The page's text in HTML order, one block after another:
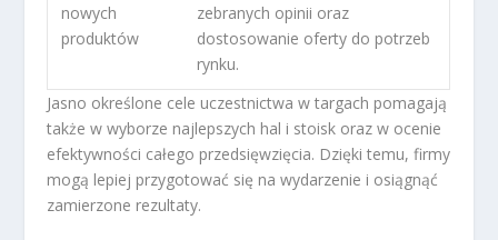
nowych
produktów
zebranych opinii oraz
dostosowanie oferty do potrzeb
rynku.
Jasno określone cele uczestnictwa w targach pomagają
także w wyborze najlepszych hal i stoisk oraz w ocenie
efektywności całego przedsięwzięcia. Dzięki temu, firmy
mogą lepiej przygotować się na wydarzenie i osiągnąć
zamierzone rezultaty.